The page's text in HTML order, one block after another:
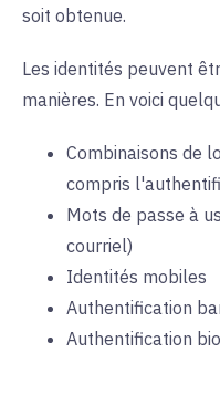
soit obtenue.
Les identités peuvent
manières. En voici
Combinaisons de
compris
Mots de passe à
courriel)
Identités mobiles
Authentification
Authentification